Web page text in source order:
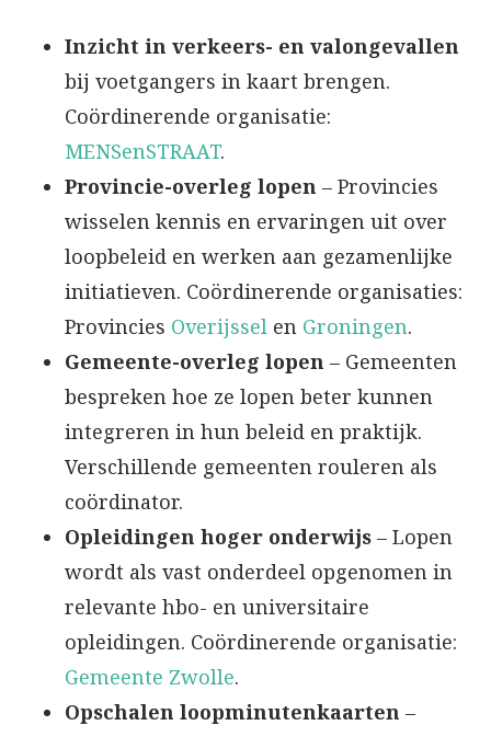
Inzicht in verkeers- en valongevallen
bij voetgangers in kaart brengen.
Coördinerende organisatie:
MENSenSTRAAT.
Provincie-overleg lopen – Provincies
wisselen kennis en ervaringen uit over
loopbeleid en werken aan gezamenlijke
initiatieven. Coördinerende organisaties:
Provincies Overijssel en Groningen.
Gemeente-overleg lopen – Gemeenten
bespreken hoe ze lopen beter kunnen
integreren in hun beleid en praktijk.
Verschillende gemeenten rouleren als
coördinator.
Opleidingen hoger onderwijs – Lopen
wordt als vast onderdeel opgenomen in
relevante hbo- en universitaire
opleidingen. Coördinerende organisatie:
Gemeente Zwolle.
Opschalen loopminutenkaarten –